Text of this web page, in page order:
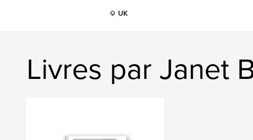
UK
Livres par Janet